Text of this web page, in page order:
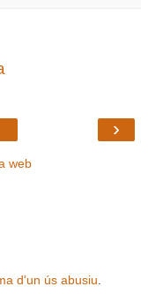
›
web
d'un ús abusiu